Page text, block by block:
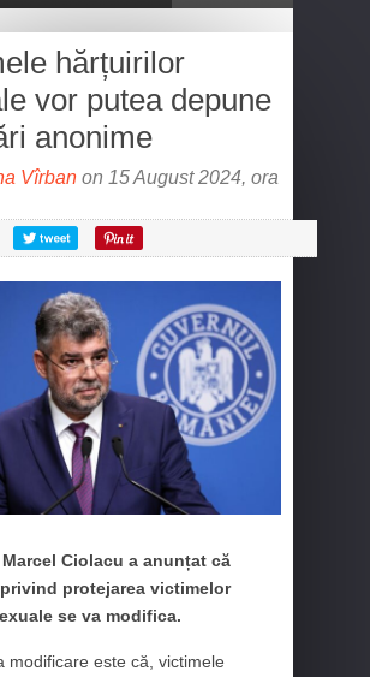
hărțuirilor
vor putea depune
anonime
Vîrban on 15 August 2024, ora
Marcel Ciolacu a anunțat că
protejarea victimelor
se va modifica.
modificare este că, victimele